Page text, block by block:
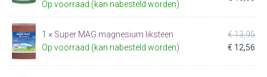
Op voorraad (kan nabesteld worden)
€
1 × Super MAG magnesium liksteen
Op voorraad (kan nabesteld worden)
€13,95
€ 12,56